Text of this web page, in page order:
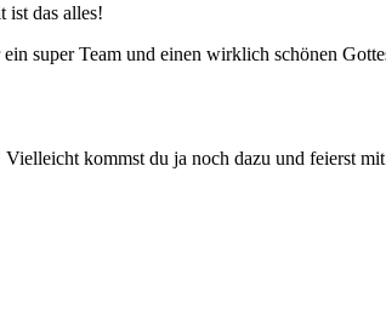
ist das alles!
super Team und einen wirklich schönen
kommst du ja noch dazu und feierst